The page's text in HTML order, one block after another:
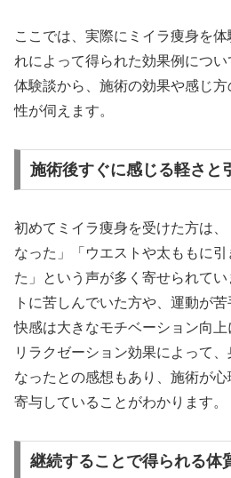
ここでは、実際にミイラ痩身を
れによって得られた効果例につ
体験談から、施術の効果や感じ
性が伺えます。
施術後すぐに感じる軽さと
初めてミイラ痩身を受けた方は、
なった」「ウエストや太ももに
た」という声が多く寄せられて
トに苦しんでいた方や、運動が
快感は大きなモチベーション向上
リラクゼーション効果によって
なったとの感想もあり、施術が
寄与していることがわかります。
継続することで得られる体